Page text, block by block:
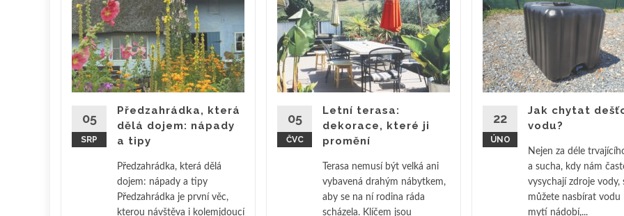
05
SRP
Předzahrádka, která
dělá dojem: nápady
a tipy
Předzahrádka, která dělá
dojem: nápady a tipy
Předzahrádka je první věc,
kterou návštěva i kolemjdoucí
05
ČVC
Letní terasa:
dekorace, které ji
promění
Terasa nemusí být velká ani
vybavená drahým nábytkem,
aby se na ní rodina ráda
scházela. Klíčem jsou
22
ÚNO
Jak chytat
vodu?
Nejen za déle
a sucha, kdy nám
vysychají zdroje vody,
můžete nasbírat vodu
mytí nádobí,...